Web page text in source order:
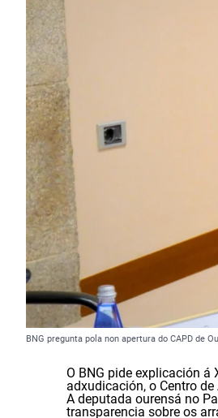
BNG pregunta pola non apertura do CAPD de
O BNG pide explicación á
adxudicación, o Centro
A deputada ourensá no
transparencia sobre os